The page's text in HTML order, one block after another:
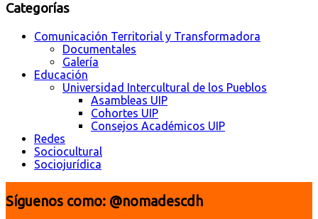
Categorías
Comunicación Territorial y Transformadora
Documentales
Galería
Educación
Universidad Intercultural de los Pueblos
Asambleas UIP
Cohortes UIP
Consejos Académicos UIP
Redes
Sociocultural
Sociojurídica
Síguenos como: @nomadescdh